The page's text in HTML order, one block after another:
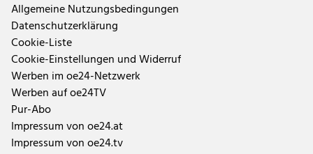
Allgemeine Nutzungsbedingungen
Datenschutzerklärung
Cookie-Liste
Cookie-Einstellungen und Widerruf
Werben im oe24-Netzwerk
Werben auf oe24TV
Pur-Abo
Impressum von oe24.at
Impressum von oe24.tv